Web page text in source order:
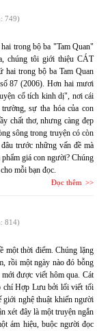
749)
trong bộ ba "Tam Quan"
chúng tôi giới thiệu CÁT
trong bộ ba Tam Quan
87 (2006). Hơn hai mươi
cổ tích kinh dị", nơi cái
sự tha hóa của con
chất thơ, nhưng càng đẹp
sông trong truyện có còn
trước những vấn đề mà
giá con người? Chúng
mỗi bạn đọc.
Đọc thêm
814)
một thời điểm. Chúng lặng
rồi một ngày nào đó bỗng
được viết hôm qua. Cát
chí Hợp Lưu bởi lối viết tối
giới nghệ thuật khiến người
xét đây là một truyện ngắn
ám hiệu, buộc người đọc